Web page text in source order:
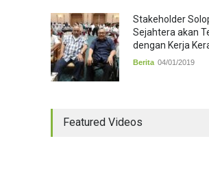
Stakeholder
Sejahtera akan
dengan Kerja
Berita 04/01/2019
Featured Videos